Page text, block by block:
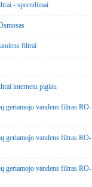
- sprendimai
filtrai
internetu pigiau
geriamojo vandens filtras RO-
geriamojo vandens filtras RO-
geriamojo vandens filtras RO-